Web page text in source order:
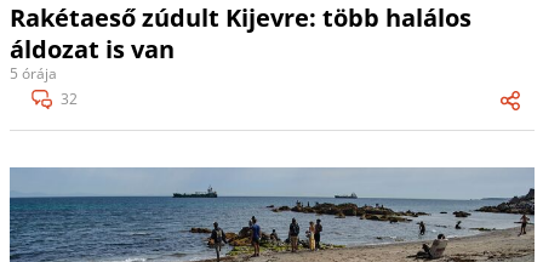
Rakétaeső zúdult Kijevre: több halálos
áldozat is van
5 órája
32